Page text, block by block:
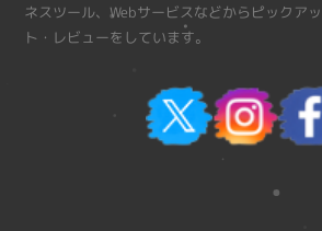
ネスツール、Webサービスなどからピックア
ト・レビューをしています。